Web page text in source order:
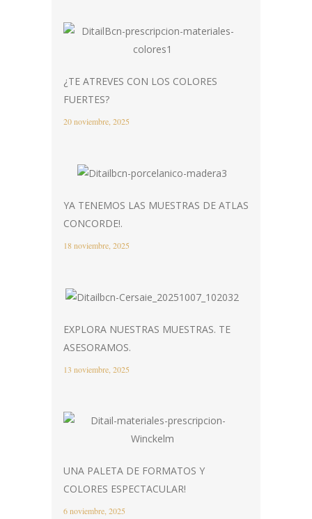
¿TE ATREVES CON LOS COLORES
FUERTES?
20 noviembre, 2025
YA TENEMOS LAS MUESTRAS DE ATLAS
CONCORDE!.
18 noviembre, 2025
EXPLORA NUESTRAS MUESTRAS. TE
ASESORAMOS.
13 noviembre, 2025
UNA PALETA DE FORMATOS Y
COLORES ESPECTACULAR!
6 noviembre, 2025